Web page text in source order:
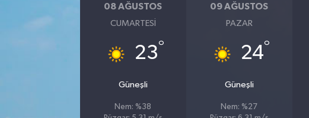
08 AĞUSTOS
CUMARTESI
23°
Güneşli
Nem: %38
09 AĞUSTOS
PAZAR
24°
Güneşli
Nem: %27